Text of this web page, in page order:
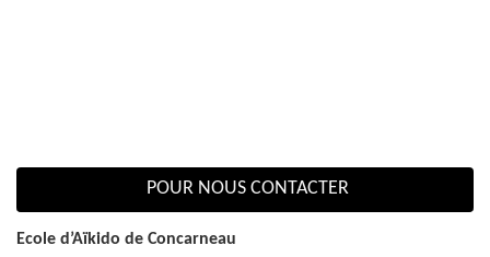
POUR NOUS CONTACTER
Ecole d’Aïkido de Concarneau